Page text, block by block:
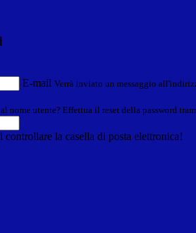
E-mail Verrà inviato un messaggio
nome utente? Effettua il reset della password
la casella di posta elettronica!